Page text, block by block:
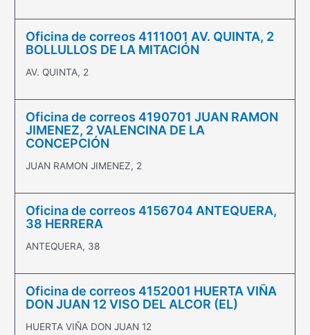
Oficina de correos 4111001 AV. QUINTA, 2
BOLLULLOS DE LA MITACIÓN
AV. QUINTA, 2
Oficina de correos 4190701 JUAN RAMON
JIMENEZ, 2 VALENCINA DE LA
CONCEPCIÓN
JUAN RAMON JIMENEZ, 2
Oficina de correos 4156704 ANTEQUERA,
38 HERRERA
ANTEQUERA, 38
Oficina de correos 4152001 HUERTA VIÑA
DON JUAN 12 VISO DEL ALCOR (EL)
HUERTA VIÑA DON JUAN 12